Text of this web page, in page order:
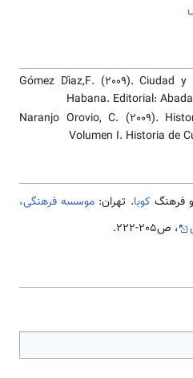
Gómez Díaz,F. (2009). Ciudad
Habana. Editorial:
Naranjo Orovio, C. (2009).
Volumen I. Historia de
کوبا. تهران: موسسه فرهنگی،
، ص205-222.